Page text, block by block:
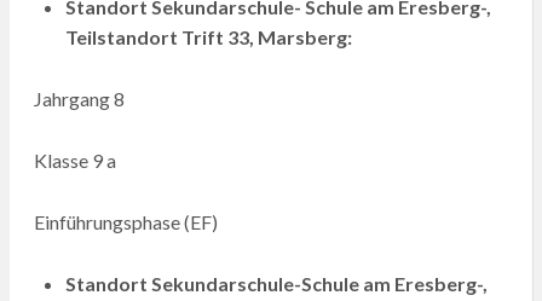
Standort Sekundarschule- Schule am Eresberg-,
Teilstandort Trift 33, Marsberg:
Jahrgang 8
Klasse 9 a
Einführungsphase (EF)
Standort Sekundarschule-Schule am Eresberg-,